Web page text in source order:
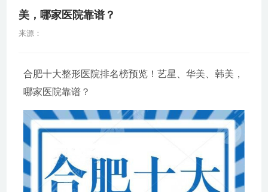
美，哪家医院靠谱？
来源：
合肥十大整形医院排名榜预览！艺星、华美、韩美，
哪家医院靠谱？